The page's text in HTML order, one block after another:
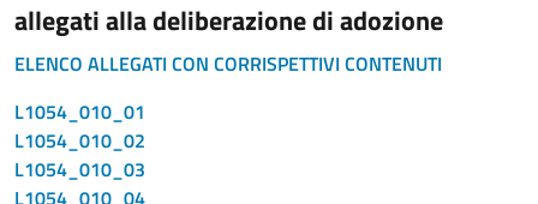
allegati alla deliberazione di adozione
ELENCO ALLEGATI CON CORRISPETTIVI CONTENUTI
L1054_010_01
L1054_010_02
L1054_010_03
L1054_010_04